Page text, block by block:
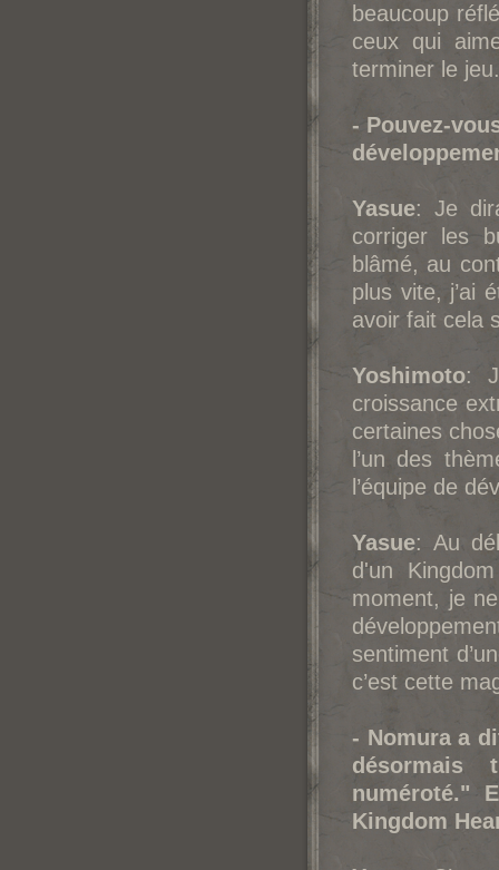
beaucoup
ceux qui
terminer le jeu.
- Pouvez-
Yasue: Je
corriger les
blâmé, au
plus vite, j’ai
avoir fait cela
Yoshimoto:
croissance
certaines
l’un des
l’équipe de
Yasue: Au
d'un
moment, je
sentiment
c’est cette
- Nomura a
désormais
numéroté."
Kingdom